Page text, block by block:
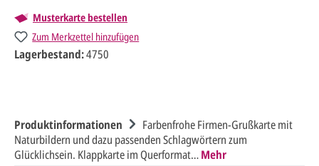
Musterkarte bestellen
Zum Merkzettel hinzufügen
Lagerbestand:4750
Produktinformationen
Farbenfrohe Firmen-Grußkarte mit
Naturbildern und dazu passenden Schlagwörtern zum
Glücklichsein. Klappkarte im Querformat…Mehr